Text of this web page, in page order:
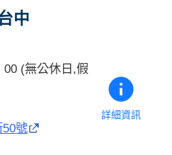
中
00 (無公休日,假
號
詳細資訊